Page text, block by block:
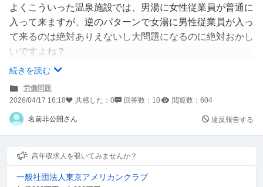
よくこういった温泉施設では、男湯に女性従業員が普通に
入って来ますが、逆のパターンで女湯に男性従業員が入っ
て来るのは絶対ありえないし大問題になるのに絶対おかし
いですよね？
それなのに何の文句も言わず問題提起もせずに普通に男湯
仕事だから、会社の方針だからなどと言うのは分かります
が、その仕事内容や会社の方針に対して会社側に、女性を
男湯に入らせるのはおかしくないか？不公平なのではない
かといった問題提起を一切せずに仕事しているのも少しお
かしい気がするのですが、一体何故なのか教えて頂きたい
です
続きを読む
労働問題
2026/04/17 16:18
共感した： 0 回答数： 10 閲覧数： 604
名前非公開さん 違反報告する
高年収求人を覗いてみませんか？
一般社団法人東京アメリカンクラブ